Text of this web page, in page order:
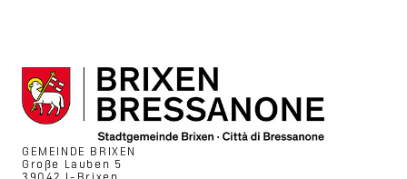
GEMEINDE BRIXEN
Große Lauben 5